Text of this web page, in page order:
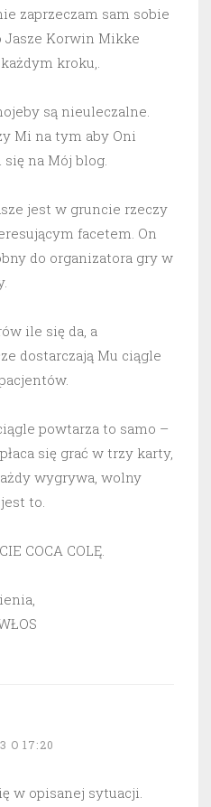
zaprzeczam sam sobie
Jasze Korwin Mikke
kroku,.
są nieuleczalne.
Mi na tym aby Oni
na Mój blog.
jest w gruncie rzeczy
facetem. On
do organizatora gry w
ile się da, a
dostarczają Mu ciągle
powtarza to samo –
się grać w trzy karty,
wygrywa, wolny
to.
COCA COLĘ.
O 17:20
w opisanej sytuacji.